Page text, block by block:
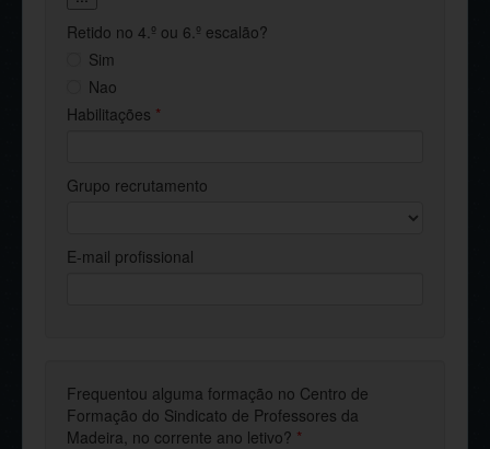
Retido no 4.º ou 6.º escalão?
Sim
Nao
Habilitações *
Grupo recrutamento
E-mail profissional
Frequentou alguma formação no Centro de
Formação do Sindicato de Professores da
Madeira, no corrente ano letivo? *